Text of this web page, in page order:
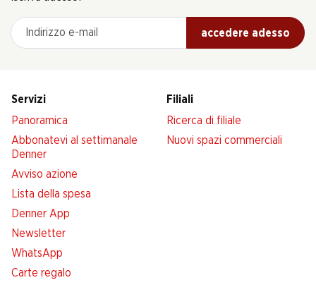
Indirizzo e-mail
accedere adesso
Servizi
Panoramica
Abbonatevi al settimanale
Denner
Avviso azione
Lista della spesa
Denner App
Newsletter
WhatsApp
Carte regalo
Filiali
Ricerca di filiale
Nuovi spazi commerciali